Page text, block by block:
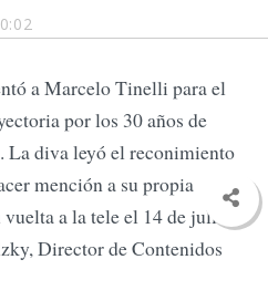
a Marcelo Tinelli para el
por los 30 años de
diva leyó el reconimiento
mención a su propia
a la tele el 14 de julio,
Director de Contenidos